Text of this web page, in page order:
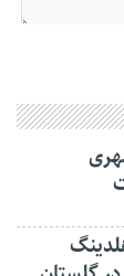
بابک زنجانی با ۱۱ هلدینگ